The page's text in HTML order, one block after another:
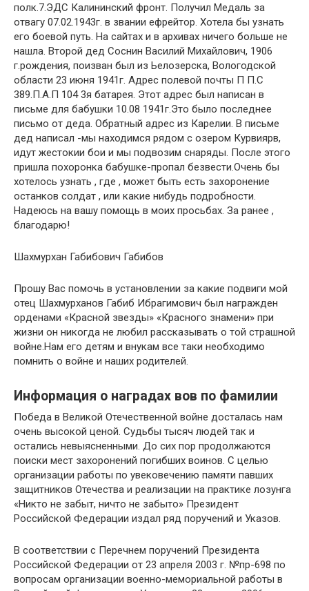
полк.7.ЭДС Калининский фронт. Получил Медаль за
отвагу 07.02.1943г. в звании ефрейтор. Хотела бы узнать
его боевой путь. На сайтах и в архивах ничего больше не
нашла. Второй дед Соснин Василий Михайлович, 1906
г.рождения, поизван был из Ьелозерска, Вологодской
области 23 июня 1941г. Адрес полевой почты П П.С
389.П.А.П 104 3я батарея. Этот адрес был написан в
письме для бабушки 10.08 1941г.Это было последнее
письмо от деда. Обратный адрес из Карелии. В письме
дед написал -мы находимся рядом с озером Курвиярв,
идут жестокии бои и мы подвозим снаряды. После этого
пришла похоронка бабушке-пропал безвести.Очень бы
хотелось узнать , где , может быть есть захоронение
останков солдат , или какие нибудь подробности.
Надеюсь на вашу помощь в моих просьбах. За ранее ,
благодарю!
Шахмурхан Габибович Габибов
Прошу Вас помочь в установлении за какие подвиги мой
отец Шахмурханов Габиб Ибрагимович был награжден
орденами «Красной звезды» «Красного знамени» при
жизни он никогда не любил рассказывать о той страшной
войне.Нам его детям и внукам все таки необходимо
помнить о войне и наших родителей.
Информация о наградах вов по фамилии
Победа в Великой Отечественной войне досталась нам
очень высокой ценой. Судьбы тысяч людей так и
остались невыясненными. До сих пор продолжаются
поиски мест захоронений погибших воинов. С целью
организации работы по увековечению памяти павших
защитников Отечества и реализации на практике лозунга
«Никто не забыт, ничто не забыто» Президент
Российской Федерации издал ряд поручений и Указов.
В соответствии с Перечнем поручений Президента
Российской Федерации от 23 апреля 2003 г. №пр-698 по
вопросам организации военно-мемориальной работы в